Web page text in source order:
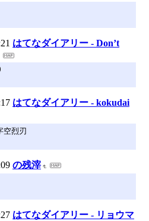
はてなダイアリー - Don’t
はてなダイアリー - kokudai
空烈刃
の残滓
はてなダイアリー - リョウマ